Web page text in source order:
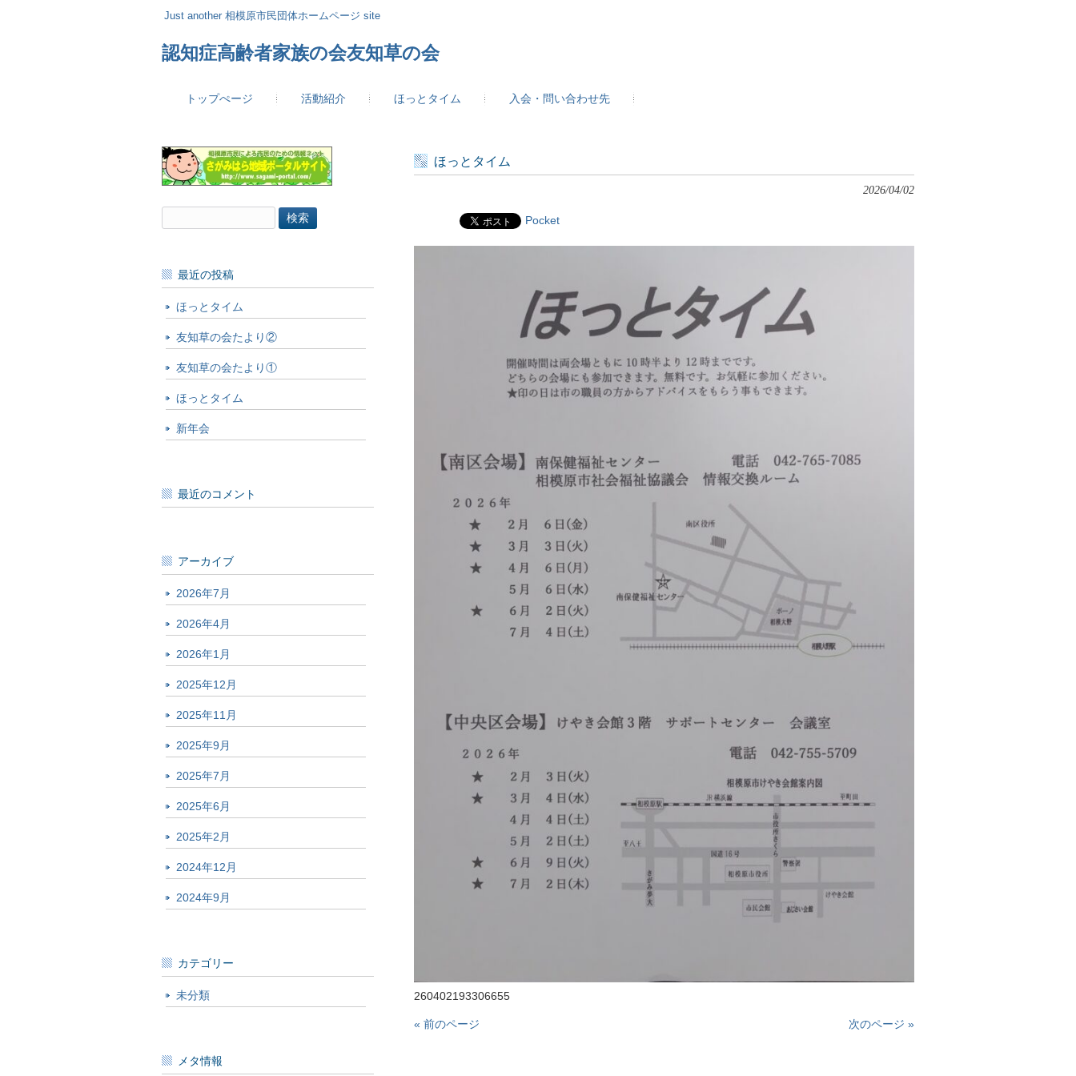
Just another 相模原市民団体ホームページ site
認知症高齢者家族の会友知草の会
トップぺージ 活動紹介 ほっとタイム 入会・問い合わせ先
ほっとタイム
2026/04/02
Pocket
260402193306655
« 前のページ 次のページ »
索:
最近の投稿
ほっとタイム
友知草の会たより②
友知草の会たより①
ほっとタイム
新年会
最近のコメント
アーカイブ
2026年7月
2026年4月
2026年1月
2025年12月
2025年11月
2025年9月
2025年7月
2025年6月
2025年2月
2024年12月
2024年9月
カテゴリー
未分類
メタ情報